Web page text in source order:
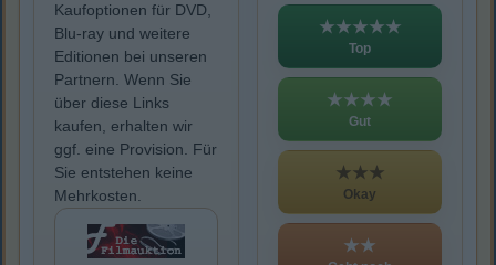
Kaufoptionen für DVD,
Blu-ray und weitere
Editionen bei unseren
Partnern. Wenn Sie
über diese Links
kaufen, erhalten wir
ggf. eine Provision. Für
Sie entstehen keine
Mehrkosten.
★★★★★
Top
★★★★
Gut
★★★
Okay
★★